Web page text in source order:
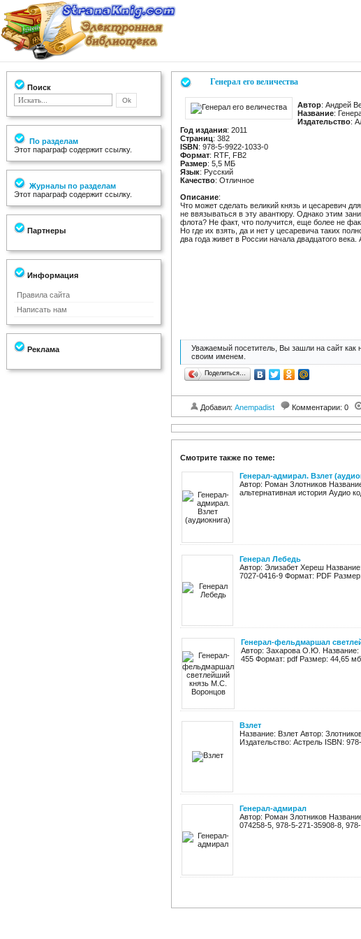
Поиск
По разделам
Этот параграф содержит ссылку.
Журналы по разделам
Этот параграф содержит ссылку.
Партнеры
Информация
Правила сайта
Написать нам
Реклама
Генерал его величества
Автор: Андрей
Название:
Издательство:
Год издания: 2011
Страниц: 382
ISBN: 978-5-9922-1033-0
Формат: RTF, FB2
Размер: 5,5 МБ
Язык: Русский
Качество: Отличное
Описание:
Что может сделать великий князь и цесаревич
не ввязываться в эту авантюру. Однако этим
флота? Не факт, что получится, еще более не
Но где их взять, да и нет у цесаревича таких
два года живет в России начала двадцатого
Уважаемый посетитель, Вы зашли на сайт как
своим именем.
Поделиться…
Добавил: Anempadist Комментарии: 0
Смотрите также по теме:
Генерал-адмирал. Взлет
Автор: Роман Злотников
альтернативная история Аудио
Генерал Лебедь
Автор: Элизабет Хереш
7027-0416-9 Формат: PDF
Генерал-фельдмаршал
Автор: Захарова О.Ю. Название:
455 Формат: pdf Размер: 44,65
Взлет
Название: Взлет Автор:
Издательство: Астрель ISBN:
Генерал-адмирал
Автор: Роман Злотников
074258-5, 978-5-271-35908-8,